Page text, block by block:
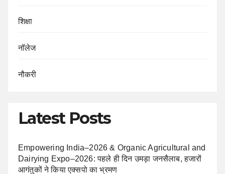
शिक्षा
नॉलेज
नौकरी
Latest Posts
Empowering India–2026 & Organic Agricultural and
Dairying Expo–2026: पहले ही दिन उमड़ा जनसैलाब, हजारों
आगंतुकों ने किया एक्सपो का भ्रमण